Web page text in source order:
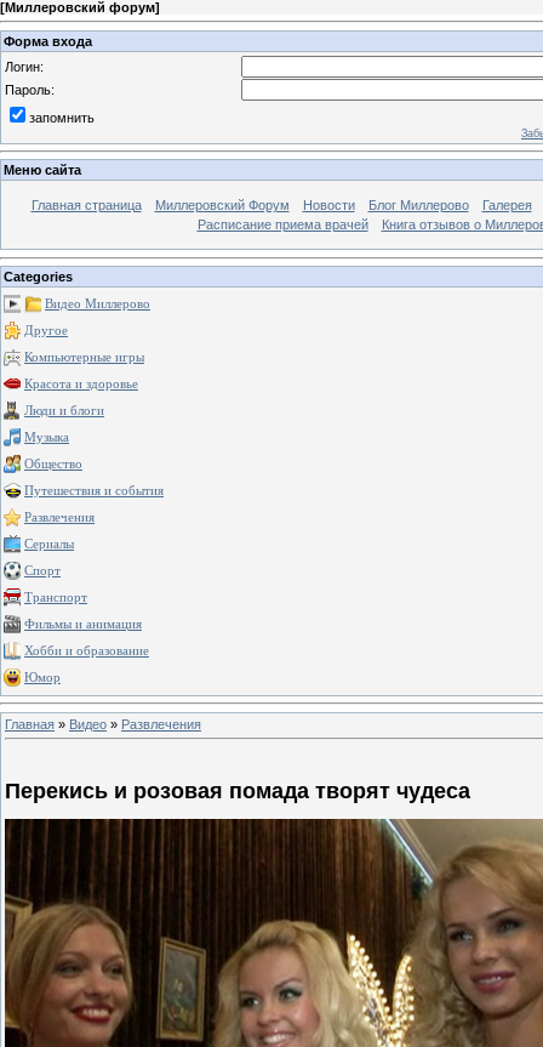
[Миллеровский форум]
Форма входа
Логин:
Пароль:
запомнить
Меню сайта
Главная страница Миллеровский Форум Новости Блог Миллерово
Галерея
Расписание приема врачей
Книга отзывов о
Categories
Видео Миллерово
Другое
Компьютерные игры
Красота и здоровье
Люди и блоги
Музыка
Общество
Путешествия и события
Развлечения
Сериалы
Спорт
Транспорт
Фильмы и анимация
Хобби и образование
Юмор
Главная » Видео » Развлечения
Перекись и розовая помада творят чудеса